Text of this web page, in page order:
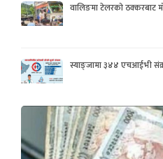
वालिङमा टेलरको ठक्करबाट
स्याङ्जामा ३४४ एचआईभी